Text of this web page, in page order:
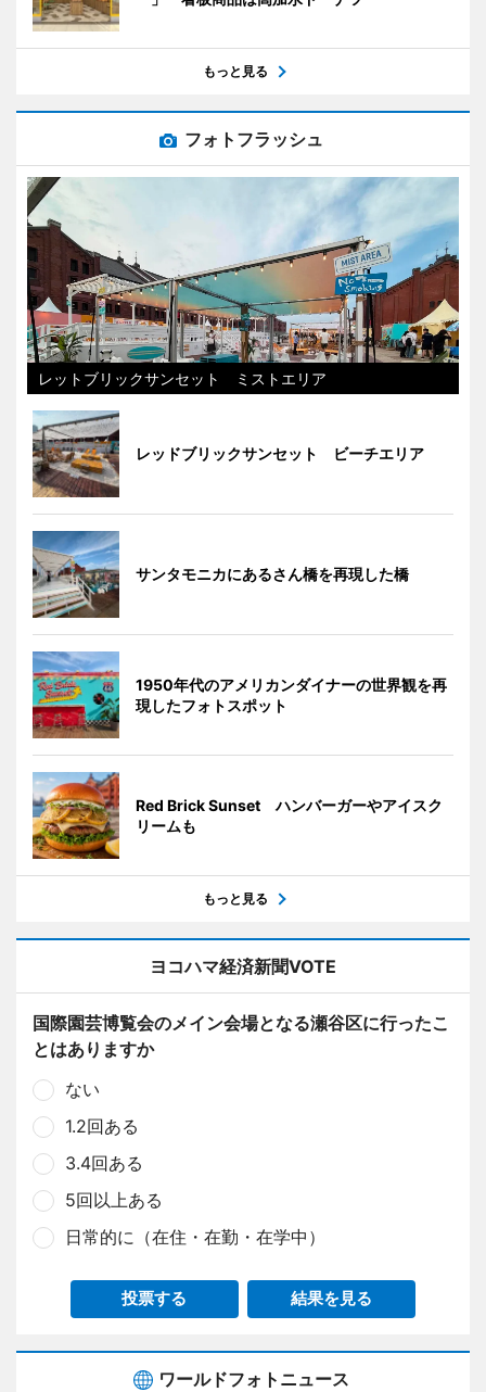
もっと見る
フォトフラッシュ
レットブリックサンセット ミストエリア
レッドブリックサンセット ビーチエリア
サンタモニカにあるさん橋を再現した橋
1950年代のアメリカンダイナーの世界観を再
現したフォトスポット
Red Brick Sunset ハンバーガーやアイスク
リームも
もっと見る
ヨコハマ経済新聞VOTE
国際園芸博覧会のメイン会場となる瀬谷区に行ったこ
とはありますか
ない
1.2回ある
3.4回ある
5回以上ある
日常的に（在住・在勤・在学中）
投票する 結果を見る
ワールドフォトニュース